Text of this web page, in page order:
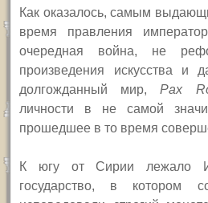
Как оказалось, самым
время правления
очередная война, не
произведения искусства и
долгожданный мир,Pax
личности в не самой
прошедшее в то время
К югу от Сирии лежало
государство, в котором